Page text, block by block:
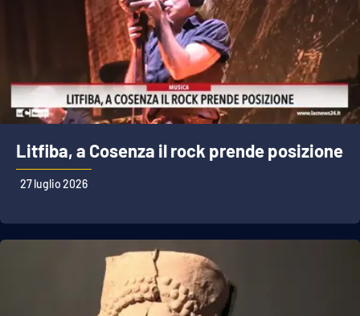
Litfiba, a Cosenza il rock prende posizione
27 luglio 2026